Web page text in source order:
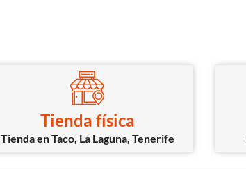
Tienda física
Tienda en Taco, La Laguna, Tenerife